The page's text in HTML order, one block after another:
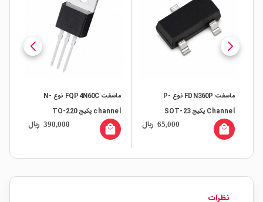
ماسفت FDN360P نوع P-
Channel پکیج SOT-23
65,000 ریال local_mall
ماسفت FQP4N60C نوع N-
channel پکیج TO-220
390,000 ریال local_mall
نظرات